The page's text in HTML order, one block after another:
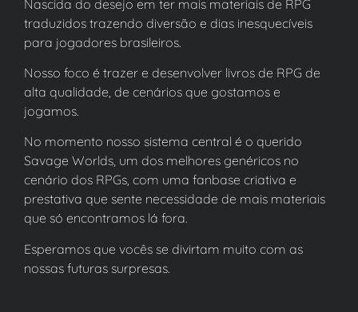
Nascida do desejo em ter mais materiais de RPG
traduzidos trazendo diversão e dias inesquecíveis
para jogadores brasileiros.
Nosso foco é trazer e desenvolver livros de RPG de
alta qualidade, de cenários que gostamos e
jogamos.
No momento nosso sistema central é o querido
Savage Worlds, um dos melhores genéricos no
cenário dos RPGs, com uma fanbase criativa e
prestativa que sente necessidade de mais materiais
que só encontramos lá fora.
Esperamos que vocês se divirtam muito com as
nossas futuras surpresas.